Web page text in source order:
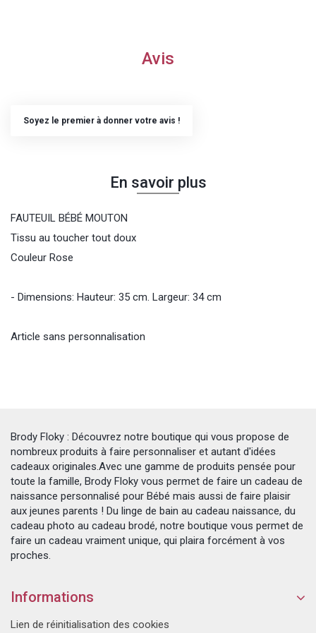
Avis
Soyez le premier à donner votre avis !
En savoir plus
FAUTEUIL BÉBÉ MOUTON
Tissu au toucher tout doux
Couleur Rose
- Dimensions: Hauteur: 35 cm. Largeur: 34 cm
Article sans personnalisation
Brody Floky : Découvrez notre boutique qui vous propose de
nombreux produits à faire personnaliser et autant d'idées
cadeaux originales.Avec une gamme de produits pensée pour
toute la famille, Brody Floky vous permet de faire un cadeau de
naissance personnalisé pour Bébé mais aussi de faire plaisir
aux jeunes parents ! Du linge de bain au cadeau naissance, du
cadeau photo au cadeau brodé, notre boutique vous permet de
faire un cadeau vraiment unique, qui plaira forcément à vos
proches.
Informations
Lien de réinitialisation des cookies